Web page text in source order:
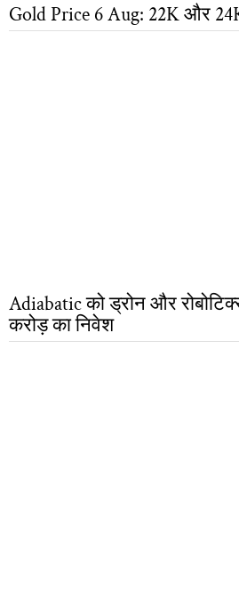
Gold Price 6 Aug: 22K और
Adiabatic को ड्रोन और
करोड़ का निवेश